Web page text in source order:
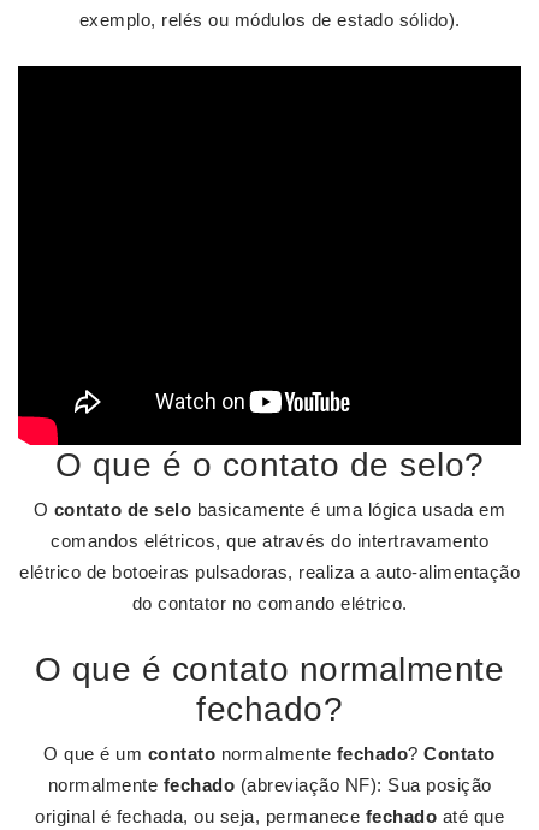
exemplo, relés ou módulos de estado sólido).
O que é o contato de selo?
O contato de selo basicamente é uma lógica usada em
comandos elétricos, que através do intertravamento
elétrico de botoeiras pulsadoras, realiza a auto-alimentação
do contator no comando elétrico.
O que é contato normalmente
fechado?
O que é um contato normalmente fechado?Contato
normalmente fechado (abreviação NF): Sua posição
original é fechada, ou seja, permanece fechado até que